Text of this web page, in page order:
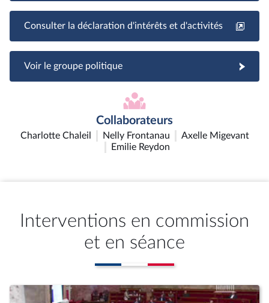
Consulter la déclaration d'intérêts et d'activités
Voir le groupe politique
Collaborateurs
Charlotte Chaleil Nelly Frontanau
Axelle Migevant
Emilie Reydon
Interventions en commission
et en séance